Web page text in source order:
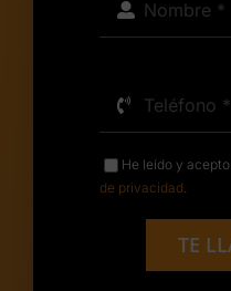
He leído y
de privacidad.
TE